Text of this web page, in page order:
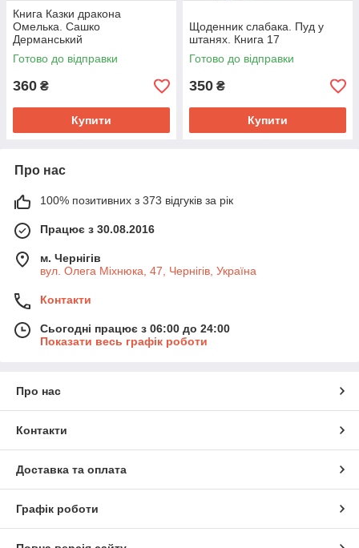
Книга Казки дракона
Омелька. Сашко
Дерманський
Готово до відправки
360 ₴
Купити
Щоденник слабака. Пуд у
штанях. Книга 17
Готово до відправки
350 ₴
Купити
Про нас
100% позитивних з 373 відгуків за рік
Працює з 30.08.2016
м. Чернігів
вул. Олега Міхнюка, 47, Чернігів, Україна
Контакти
Сьогодні працює з 06:00 до 24:00
Показати весь графік роботи
Про нас
Контакти
Доставка та оплата
Графік роботи